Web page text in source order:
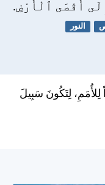
أَقْصَى ٱلْأَرْضِ.
النور
لِلأُمَمِ، لِتَكُونَ سَبِيلَ